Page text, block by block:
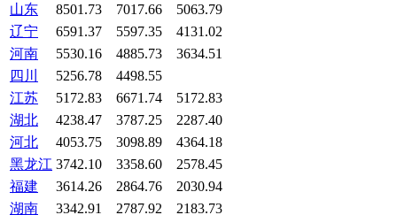
山东
8501.73 7017.66
5063.79
辽宁
6591.37 5597.35
4131.02
河南
5530.16 4885.73
3634.51
四川
5256.78
4498.55
江苏
5172.83 6671.74
5172.83
湖北
4238.47 3787.25
2287.40
河北
4053.75 3098.89
4364.18
黑龙江 3742.10 3358.60
2578.45
福建
3614.26 2864.76
2030.94
湖南
3342.91 2787.92
2183.73